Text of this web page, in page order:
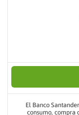
El Banco
consumo, compra